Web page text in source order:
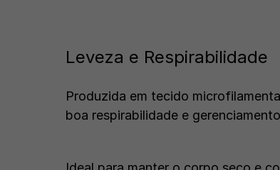
Leveza e Respirabilidade
Produzida em tecido
boa respirabilidade e